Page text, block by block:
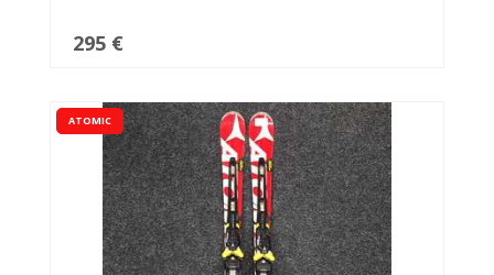
295 €
ATOMIC